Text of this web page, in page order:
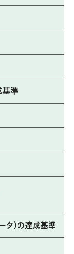
基準
タ）の達成基準